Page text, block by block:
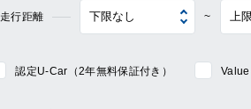
走行距離 ~
認定U-Car（2年無料保証付き） Value